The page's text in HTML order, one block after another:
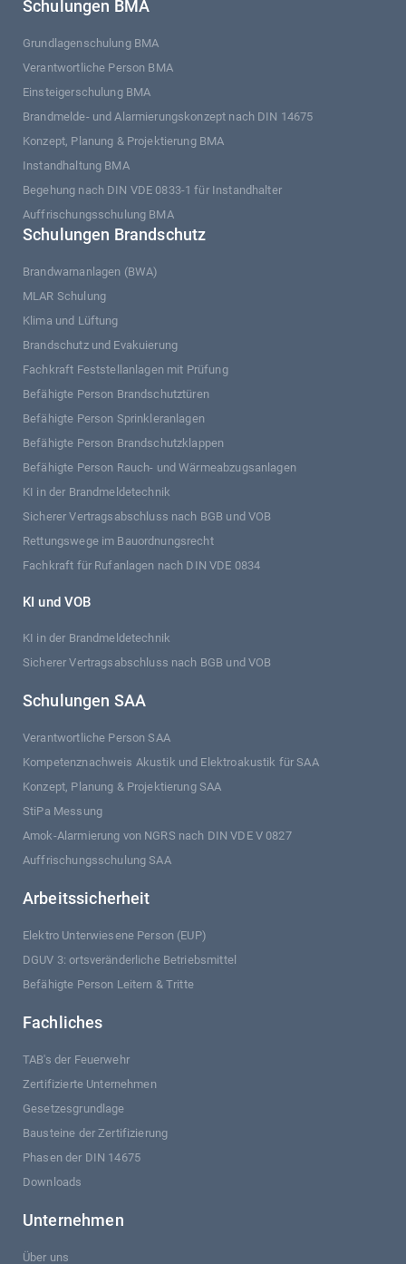
Schulungen BMA
Grundlagenschulung BMA
Verantwortliche Person BMA
Einsteigerschulung BMA
Brandmelde- und Alarmierungskonzept nach DIN 14675
Konzept, Planung & Projektierung BMA
Instandhaltung BMA
Begehung nach DIN VDE 0833-1 für Instandhalter
Auffrischungsschulung BMA
Schulungen Brandschutz
Brandwarnanlagen (BWA)
MLAR Schulung
Klima und Lüftung
Brandschutz und Evakuierung
Fachkraft Feststellanlagen mit Prüfung
Befähigte Person Brandschutztüren
Befähigte Person Sprinkleranlagen
Befähigte Person Brandschutzklappen
Befähigte Person Rauch- und Wärmeabzugsanlagen
KI in der Brandmeldetechnik
Sicherer Vertragsabschluss nach BGB und VOB
Rettungswege im Bauordnungsrecht
Fachkraft für Rufanlagen nach DIN VDE 0834
KI und VOB
KI in der Brandmeldetechnik
Sicherer Vertragsabschluss nach BGB und VOB
Schulungen SAA
Verantwortliche Person SAA
Kompetenznachweis Akustik und Elektroakustik für SAA
Konzept, Planung & Projektierung SAA
StiPa Messung
Amok-Alarmierung von NGRS nach DIN VDE V 0827
Auffrischungsschulung SAA
Arbeitssicherheit
Elektro Unterwiesene Person (EUP)
DGUV 3: ortsveränderliche Betriebsmittel
Befähigte Person Leitern & Tritte
Fachliches
TAB's der Feuerwehr
Zertifizierte Unternehmen
Gesetzesgrundlage
Bausteine der Zertifizierung
Phasen der DIN 14675
Downloads
Unternehmen
Über uns